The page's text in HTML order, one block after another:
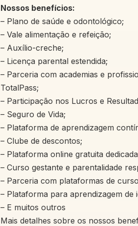
Nossos benefícios:
– Plano de saúde e odontológico;
– Vale alimentação e refeição;
– Auxílio-creche;
– Licença parental estendida;
– Parceria com academias e
TotalPass;
– Participação nos Lucros e
– Seguro de Vida;
– Plataforma de aprendizagem
– Clube de descontos;
– Plataforma online gratuita
– Curso gestante e parentalidade
– Parceria com plataformas de
– Plataforma para aprendizagem de
– E muitos outros
Mais detalhes sobre os nossos